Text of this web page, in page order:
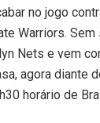
no jogo
Warriors. Sem
Nets e vem
agora diante
horário de